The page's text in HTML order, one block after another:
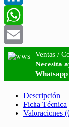
LinkedIn
WhatsApp
Email
Ventas /
Necesita
Whatsapp
Descripción
Ficha Técnica
Valoraciones